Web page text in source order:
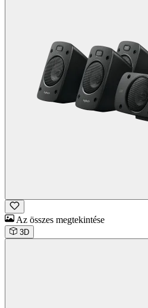
Az összes megtekintése
3D